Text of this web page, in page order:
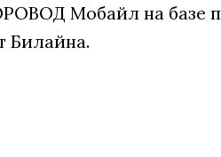
Мобайл на базе
Билайна.